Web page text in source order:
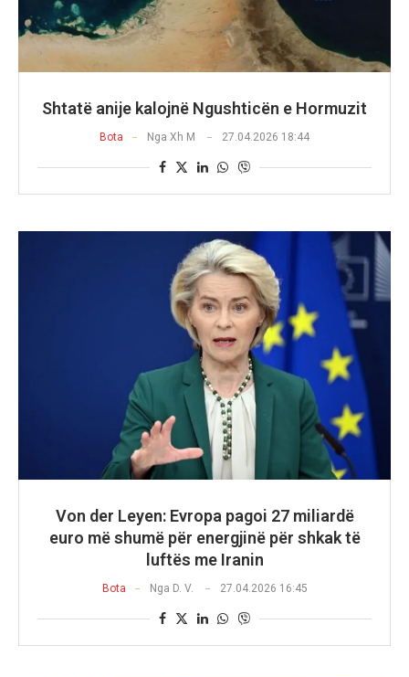
Shtatë anije kalojnë Ngushticën e Hormuzit
Bota Nga Xh M 27.04.2026 18:44
Von der Leyen: Evropa pagoi 27 miliardë
euro më shumë për energjinë për shkak të
luftës me Iranin
Bota Nga D. V. 27.04.2026 16:45